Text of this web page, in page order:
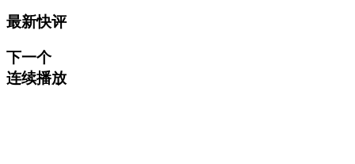
最新快评
下一个
连续播放